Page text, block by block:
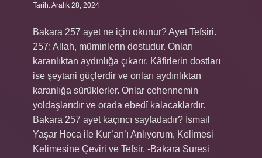
Tarih: Aralık 28, 2024
Bakara 257 ayet ne için okunur? Ayet Tefsiri.
257: Allah, müminlerin dostudur. Onları
karanlıktan aydınlığa çıkarır. Kâfirlerin dostları
ise şeytani güçlerdir ve onları aydınlıktan
karanlığa sürüklerler. Onlar cehennemin
yoldaşlarıdır ve orada ebedî kalacaklardır.
Bakara 257 ayet kaçıncı sayfadadır? İsmail
Yaşar Hoca ile Kur’an’ı Anlıyorum, Kelimesi
Kelimesine Çeviri ve Tefsir, -Bakara Suresi